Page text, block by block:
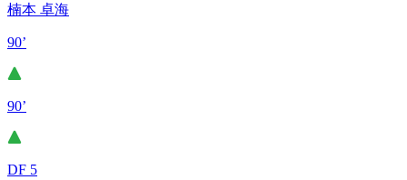
楠本 卓海
90’
90’
DF 5